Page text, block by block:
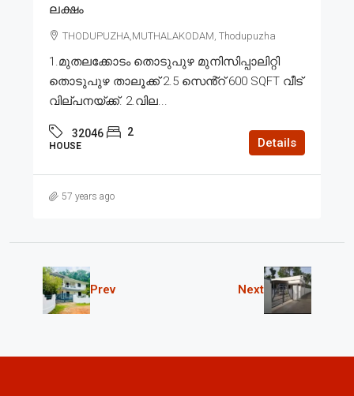
ലക്ഷം
THODUPUZHA,MUTHALAKODAM, Thodupuzha
1.മുതലക്കോടം തൊടുപുഴ മുനിസിപ്പാലിറ്റി
തൊടുപുഴ താലൂക്ക് 2.5 സെൻ്റ് 600 SQFT വീട്
വില്പനയ്ക്ക്. 2.വില...
32046 2
HOUSE Details
57 years ago
Prev Next